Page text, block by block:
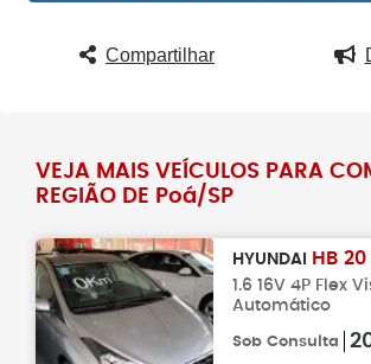
Compartilhar
VEJA MAIS VEÍCULOS PARA
REGIÃO DE Poá/SP
HYUNDAI HB 20
1.6 16V 4P Flex
Automático
Sob Consulta